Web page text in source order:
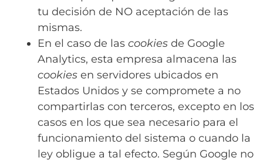
tu decisión de NO aceptación de las
mismas.
En el caso de las cookies de Google
Analytics, esta empresa almacena las
cookies en servidores ubicados en
Estados Unidos y se compromete a no
compartirlas con terceros, excepto en los
casos en los que sea necesario para el
funcionamiento del sistema o cuando la
ley obligue a tal efecto. Según Google no